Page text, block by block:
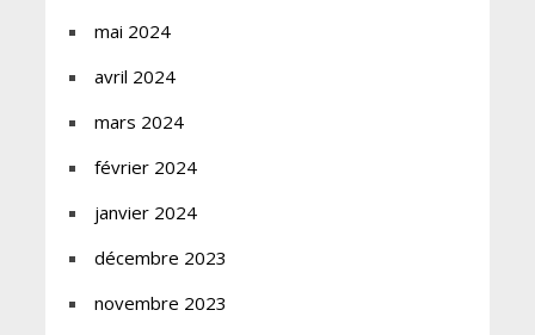
mai 2024
avril 2024
mars 2024
février 2024
janvier 2024
décembre 2023
novembre 2023